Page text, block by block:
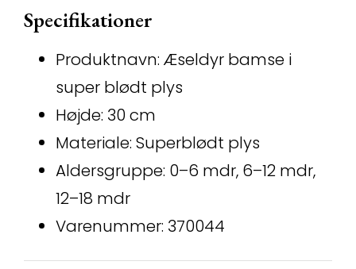
Specifikationer
Produktnavn: Æseldyr bamse i
super blødt plys
Højde: 30 cm
Materiale: Superblødt plys
Aldersgruppe: 0–6 mdr, 6–12 mdr,
12–18 mdr
Varenummer: 370044